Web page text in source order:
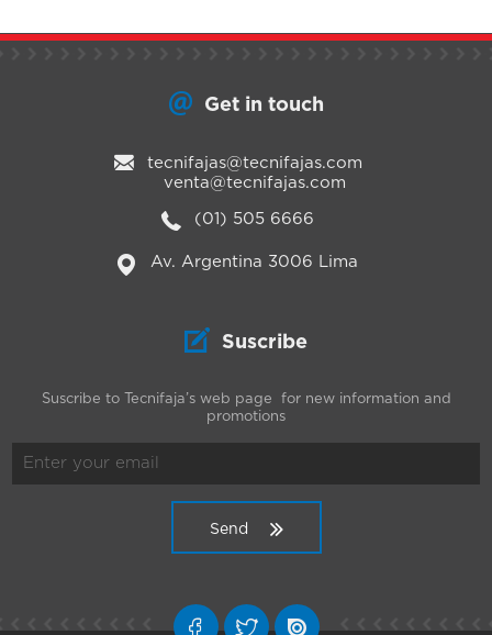
Get in touch
tecnifajas@tecnifajas.com
venta@tecnifajas.com
(01) 505 6666
Av. Argentina 3006 Lima
Suscribe
Suscribe to Tecnifaja’s web page for new information and
promotions
Send